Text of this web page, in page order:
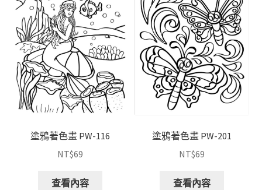
塗鴉著色畫 PW-116
NT$69
查看內容
塗鴉著色畫 PW-201
NT$69
查看內容